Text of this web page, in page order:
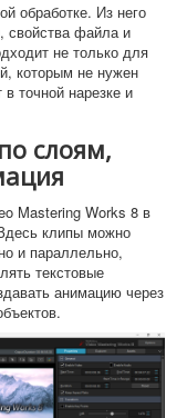
обработке. Из него
свойства файла и
не только для
которым не нужен
точной нарезке и
слоям,
Mastering Works 8 в
клипы можно
и параллельно,
текстовые
анимацию через